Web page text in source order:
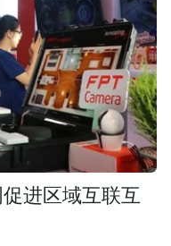
进区域互联互